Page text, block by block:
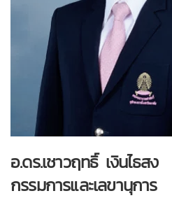
อ.ดร.เชาวฤทธิ์ เงินไธสง
กรรมการและเลขานุการ